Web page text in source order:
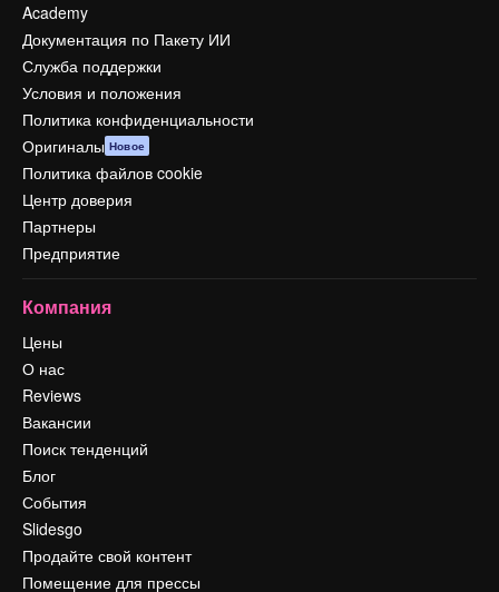
Academy
Документация по Пакету ИИ
Служба поддержки
Условия и положения
Политика конфиденциальности
Оригиналы Новое
Политика файлов cookie
Центр доверия
Партнеры
Предприятие
Компания
Цены
О нас
Reviews
Вакансии
Поиск тенденций
Блог
События
Slidesgo
Продайте свой контент
Помещение для прессы